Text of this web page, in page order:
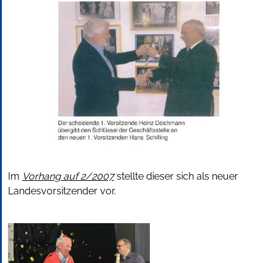
Im Vorhang auf 2/2007stellte dieser sich als neuer
Landesvorsitzender vor.